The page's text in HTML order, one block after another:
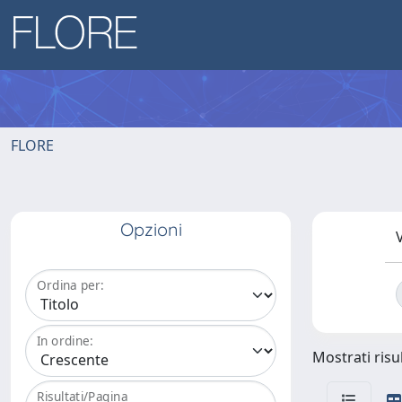
FLORE
Opzioni
Ordina per:
In ordine:
Risultati/Pagina
Mostrati